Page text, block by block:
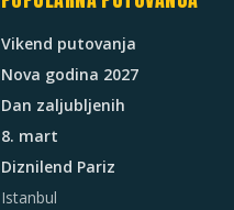
Vikend putovanja
Nova godina 2027
Dan zaljubljenih
8. mart
Diznilend Pariz
Istanbul